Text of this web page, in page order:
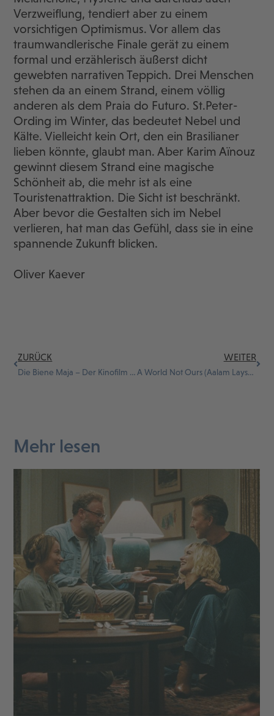
Verzweiflung, tendiert aber zu einem
vorsichtigen Optimismus. Vor allem das
traumwandlerische Finale gerät zu einem
formal und erzählerisch äußerst dicht
gewebten narrativen Teppich. Drei Menschen
stehen da an einem Strand, einem völlig
anderen als dem Praia do Futuro. St.Peter-
Ording im Winter, das bedeutet Nebel und
Kälte. Vielleicht kein Ort, den ein Brasilianer
lieben könnte, glaubt man. Aber Karim Aïnouz
gewinnt diesem Strand eine magische
Schönheit ab, die mehr ist als eine
Touristenattraktion. Die Sicht ist beschränkt.
Aber bevor die Gestalten sich im Nebel
verlieren, hat man das Gefühl, dass sie in eine
spannende Zukunft blicken.
Oliver Kaever
ZURÜCK
Die Biene Maja – Der Kinofilm 3D
WEITER
A World Not Ours (Aalam Laysa Lana)
Mehr lesen